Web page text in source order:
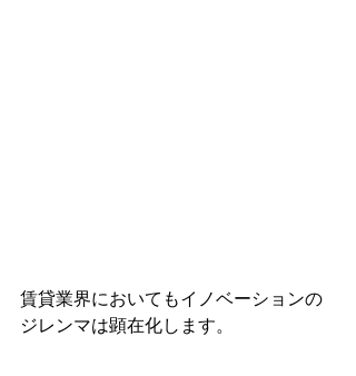
賃貸業界においてもイノベーションの
ジレンマは顕在化します。